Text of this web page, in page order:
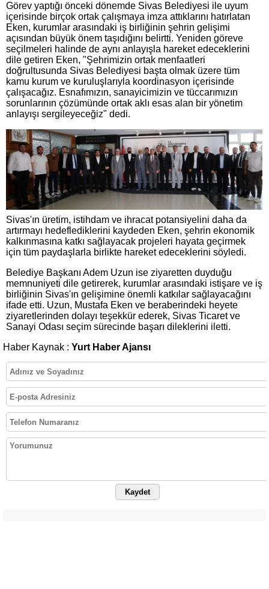
Görev yaptığı önceki dönemde Sivas Belediyesi ile uyum
içerisinde birçok ortak çalışmaya imza attıklarını hatırlatan
Eken, kurumlar arasındaki iş birliğinin şehrin gelişimi
açısından büyük önem taşıdığını belirtti. Yeniden göreve
seçilmeleri halinde de aynı anlayışla hareket edeceklerini
dile getiren Eken, "Şehrimizin ortak menfaatleri
doğrultusunda Sivas Belediyesi başta olmak üzere tüm
kamu kurum ve kuruluşlarıyla koordinasyon içerisinde
çalışacağız. Esnafımızın, sanayicimizin ve tüccarımızın
sorunlarının çözümünde ortak aklı esas alan bir yönetim
anlayışı sergileyeceğiz" dedi.
Sivas'ın üretim, istihdam ve ihracat potansiyelini daha da
artırmayı hedeflediklerini kaydeden Eken, şehrin ekonomik
kalkınmasına katkı sağlayacak projeleri hayata geçirmek
için tüm paydaşlarla birlikte hareket edeceklerini söyledi.
Belediye Başkanı Adem Uzun ise ziyaretten duyduğu
memnuniyeti dile getirerek, kurumlar arasındaki istişare ve iş
birliğinin Sivas'ın gelişimine önemli katkılar sağlayacağını
ifade etti. Uzun, Mustafa Eken ve beraberindeki heyete
ziyaretlerinden dolayı teşekkür ederek, Sivas Ticaret ve
Sanayi Odası seçim sürecinde başarı dileklerini iletti.
Haber Kaynak : Yurt Haber Ajansı
Kaydet